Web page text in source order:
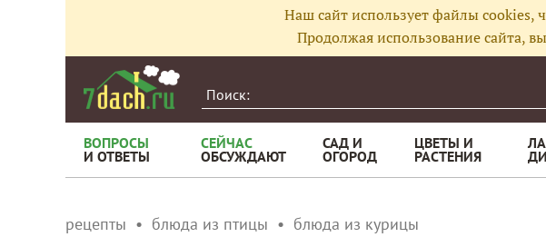
Наш сайт использует файлы cookies,
Продолжая использование сайта,
ВОПРОСЫ
И ОТВЕТЫ
СЕЙЧАС
ОБСУЖДАЮТ
САД И
ОГОРОД
ЦВЕТЫ И
РАСТЕНИЯ
рецепты блюда из птицы блюда из курицы